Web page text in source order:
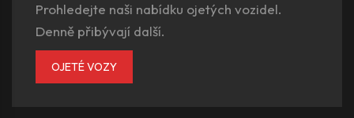
Prohledejte naši nabídku ojetých vozidel.
Denně přibývají další.
OJETÉ VOZY